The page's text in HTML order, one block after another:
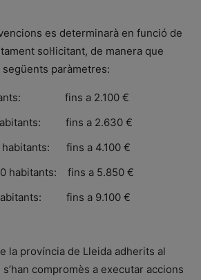
es determinarà en funció de
sol·licitant, de manera que
següents paràmetres:
fins a 2.100 €
habitants: fins a 2.630 €
habitants: fins a 4.100 €
habitants: fins a 5.850 €
fins a 9.100 €
la província de Lleida adherits al
compromès a executar accions